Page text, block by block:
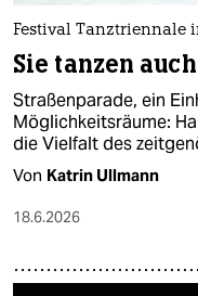
Festival Tanztriennale
Sie tanzen
Straßenparade, ein
Möglichkeitsräume:
die Vielfalt des
Von Katrin Ullmann
18.6.2026